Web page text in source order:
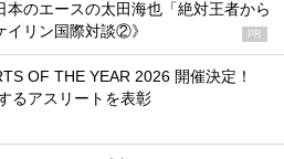
本のエースの太田海也「絶対王者から
イリン国際対談②》
PR
OF THE YEAR 2026 開催決定！
るアスリートを表彰